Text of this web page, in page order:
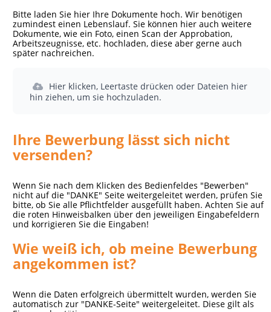
Bitte laden Sie hier Ihre Dokumente hoch. Wir benötigen
zumindest einen Lebenslauf. Sie können hier auch weitere
Dokumente, wie ein Foto, einen Scan der Approbation,
Arbeitszeugnisse, etc. hochladen, diese aber gerne auch
später nachreichen.
Hier klicken, Leertaste drücken oder Dateien hier
hin ziehen, um sie hochzuladen.
Ihre Bewerbung lässt sich nicht
versenden?
Wenn Sie nach dem Klicken des Bedienfeldes "Bewerben"
nicht auf die "DANKE" Seite weitergeleitet werden, prüfen Sie
bitte, ob Sie alle Pflichtfelder ausgefüllt haben. Achten Sie auf
die roten Hinweisbalken über den jeweiligen Eingabefeldern
und korrigieren Sie die Eingaben!
Wie weiß ich, ob meine Bewerbung
angekommen ist?
Wenn die Daten erfolgreich übermittelt wurden, werden Sie
automatisch zur "DANKE-Seite" weitergeleitet. Diese gilt als